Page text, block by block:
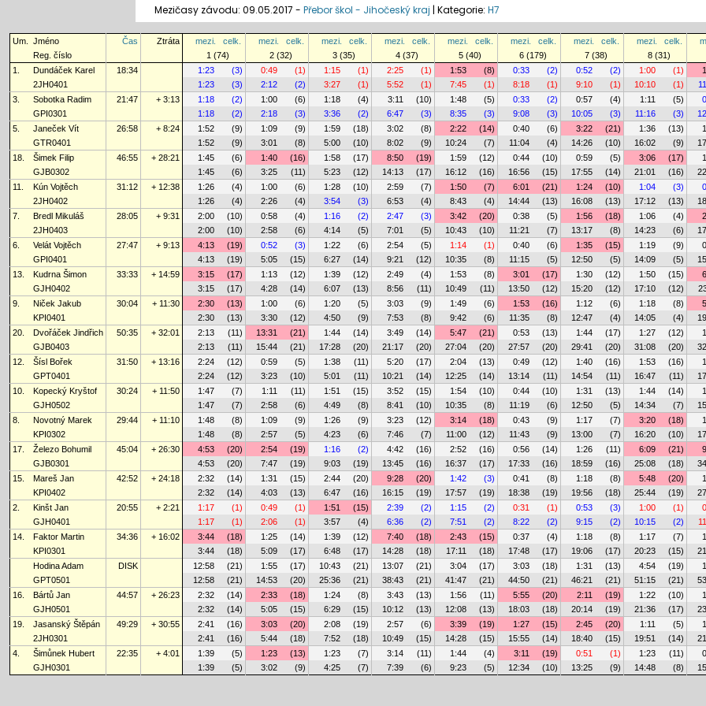
Mezičasy závodu: 09.05.2017 - Přebor škol - Jihočeský kraj | Kategorie: H7
Um. Jméno Čas Ztráta mezi. celk. mezi. celk. mezi. celk. mezi. celk. mezi. celk. mezi. celk. mezi. celk. mezi. celk.
Reg. číslo
1 (74) 2 (32) 3 (35) 4 (37) 5 (40) 6 (179) 7 (38) 8 (31)
1.
Dundáček Karel 18:34 1:23 (3) 0:49 (1) 1:15 (1) 2:25 (1) 1:53 (8) 0:33 (2) 0:52 (2) 1:00 (1)
2JH0401
1:23 (3) 2:12 (2) 3:27 (1) 5:52 (1) 7:45 (1) 8:18 (1) 9:10 (1) 10:10 (1)
3.
Sobotka Radim 21:47 + 3:13 1:18 (2) 1:00 (6) 1:18 (4) 3:11 (10) 1:48 (5) 0:33 (2) 0:57 (4) 1:11 (5)
GPI0301
1:18 (2) 2:18 (3) 3:36 (2) 6:47 (3) 8:35 (3) 9:08 (3) 10:05 (3) 11:16 (3)
5.
Janeček Vít 26:58 + 8:24 1:52 (9) 1:09 (9) 1:59 (18) 3:02 (8) 2:22 (14) 0:40 (6) 3:22 (21) 1:36 (13)
GTR0401
1:52 (9) 3:01 (8) 5:00 (10) 8:02 (9) 10:24 (7) 11:04 (4) 14:26 (10) 16:02 (9)
18.
Šimek Filip 46:55 + 28:21 1:45 (6) 1:40 (16) 1:58 (17) 8:50 (19) 1:59 (12) 0:44 (10) 0:59 (5) 3:06 (17)
GJB0302
1:45 (6) 3:25 (11) 5:23 (12) 14:13 (17) 16:12 (16) 16:56 (15) 17:55 (14) 21:01 (16)
11.
Kún Vojtěch 31:12 + 12:38 1:26 (4) 1:00 (6) 1:28 (10) 2:59 (7) 1:50 (7) 6:01 (21) 1:24 (10) 1:04 (3)
2JH0402
1:26 (4) 2:26 (4) 3:54 (3) 6:53 (4) 8:43 (4) 14:44 (13) 16:08 (13) 17:12 (13)
7.
Bredl Mikuláš 28:05 + 9:31 2:00 (10) 0:58 (4) 1:16 (2) 2:47 (3) 3:42 (20) 0:38 (5) 1:56 (18) 1:06 (4)
2JH0403
2:00 (10) 2:58 (6) 4:14 (5) 7:01 (5) 10:43 (10) 11:21 (7) 13:17 (8) 14:23 (6)
6.
Velát Vojtěch 27:47 + 9:13 4:13 (19) 0:52 (3) 1:22 (6) 2:54 (5) 1:14 (1) 0:40 (6) 1:35 (15) 1:19 (9)
GPI0401
4:13 (19) 5:05 (15) 6:27 (14) 9:21 (12) 10:35 (8) 11:15 (5) 12:50 (5) 14:09 (5)
13.
Kudrna Šimon 33:33 + 14:59 3:15 (17) 1:13 (12) 1:39 (12) 2:49 (4) 1:53 (8) 3:01 (17) 1:30 (12) 1:50 (15)
GJH0402
3:15 (17) 4:28 (14) 6:07 (13) 8:56 (11) 10:49 (11) 13:50 (12) 15:20 (12) 17:10 (12)
9.
Niček Jakub 30:04 + 11:30 2:30 (13) 1:00 (6) 1:20 (5) 3:03 (9) 1:49 (6) 1:53 (16) 1:12 (6) 1:18 (8)
KPI0401
2:30 (13) 3:30 (12) 4:50 (9) 7:53 (8) 9:42 (6) 11:35 (8) 12:47 (4) 14:05 (4)
20.
Dvořáček Jindřich 50:35 + 32:01 2:13 (11) 13:31 (21) 1:44 (14) 3:49 (14) 5:47 (21) 0:53 (13) 1:44 (17) 1:27 (12)
GJB0403
2:13 (11) 15:44 (21) 17:28 (20) 21:17 (20) 27:04 (20) 27:57 (20) 29:41 (20) 31:08 (20)
12.
Šísl Bořek 31:50 + 13:16 2:24 (12) 0:59 (5) 1:38 (11) 5:20 (17) 2:04 (13) 0:49 (12) 1:40 (16) 1:53 (16)
GPT0401
2:24 (12) 3:23 (10) 5:01 (11) 10:21 (14) 12:25 (14) 13:14 (11) 14:54 (11) 16:47 (11)
10.
Kopecký Kryštof 30:24 + 11:50 1:47 (7) 1:11 (11) 1:51 (15) 3:52 (15) 1:54 (10) 0:44 (10) 1:31 (13) 1:44 (14)
GJH0502
1:47 (7) 2:58 (6) 4:49 (8) 8:41 (10) 10:35 (8) 11:19 (6) 12:50 (5) 14:34 (7)
8.
Novotný Marek 29:44 + 11:10 1:48 (8) 1:09 (9) 1:26 (9) 3:23 (12) 3:14 (18) 0:43 (9) 1:17 (7) 3:20 (18)
KPI0302
1:48 (8) 2:57 (5) 4:23 (6) 7:46 (7) 11:00 (12) 11:43 (9) 13:00 (7) 16:20 (10)
17.
Železo Bohumil 45:04 + 26:30 4:53 (20) 2:54 (19) 1:16 (2) 4:42 (16) 2:52 (16) 0:56 (14) 1:26 (11) 6:09 (21)
GJB0301
4:53 (20) 7:47 (19) 9:03 (19) 13:45 (16) 16:37 (17) 17:33 (16) 18:59 (16) 25:08 (18)
15.
Mareš Jan 42:52 + 24:18 2:32 (14) 1:31 (15) 2:44 (20) 9:28 (20) 1:42 (3) 0:41 (8) 1:18 (8) 5:48 (20)
KPI0402
2:32 (14) 4:03 (13) 6:47 (16) 16:15 (19) 17:57 (19) 18:38 (19) 19:56 (18) 25:44 (19)
2.
Kinšt Jan 20:55 + 2:21 1:17 (1) 0:49 (1) 1:51 (15) 2:39 (2) 1:15 (2) 0:31 (1) 0:53 (3) 1:00 (1)
GJH0401
1:17 (1) 2:06 (1) 3:57 (4) 6:36 (2) 7:51 (2) 8:22 (2) 9:15 (2) 10:15 (2)
14.
Faktor Martin 34:36 + 16:02 3:44 (18) 1:25 (14) 1:39 (12) 7:40 (18) 2:43 (15) 0:37 (4) 1:18 (8) 1:17 (7)
KPI0301
3:44 (18) 5:09 (17) 6:48 (17) 14:28 (18) 17:11 (18) 17:48 (17) 19:06 (17) 20:23 (15)
Hodina Adam
DISK 12:58 (21) 1:55 (17) 10:43 (21) 13:07 (21) 3:04 (17) 3:03 (18) 1:31 (13) 4:54 (19)
GPT0501
12:58 (21) 14:53 (20) 25:36 (21) 38:43 (21) 41:47 (21) 44:50 (21) 46:21 (21) 51:15 (21)
16.
Bártů Jan 44:57 + 26:23 2:32 (14) 2:33 (18) 1:24 (8) 3:43 (13) 1:56 (11) 5:55 (20) 2:11 (19) 1:22 (10)
GJH0501
2:32 (14) 5:05 (15) 6:29 (15) 10:12 (13) 12:08 (13) 18:03 (18) 20:14 (19) 21:36 (17)
19.
Jasanský Štěpán 49:29 + 30:55 2:41 (16) 3:03 (20) 2:08 (19) 2:57 (6) 3:39 (19) 1:27 (15) 2:45 (20) 1:11 (5)
2JH0301
2:41 (16) 5:44 (18) 7:52 (18) 10:49 (15) 14:28 (15) 15:55 (14) 18:40 (15) 19:51 (14)
4.
Šimůnek Hubert 22:35 + 4:01 1:39 (5) 1:23 (13) 1:23 (7) 3:14 (11) 1:44 (4) 3:11 (19) 0:51 (1) 1:23 (11)
GJH0301
1:39 (5) 3:02 (9) 4:25 (7) 7:39 (6) 9:23 (5) 12:34 (10) 13:25 (9) 14:48 (8)